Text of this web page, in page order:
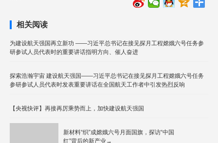
相关阅读
为建设航天强国再立新功 ——习近平总书记在接见探月工程嫦娥六号任务参
研参试人员代表时的重要讲话指明方向、催人奋进
探索浩瀚宇宙 建设航天强国——习近平总书记在接见探月工程嫦娥六号任务
参研参试人员代表时发表重要讲话在全国航天工作者中引发热烈反响
【央视快评】再接再厉乘势而上，加快建设航天强国
新材料“织”成嫦娥六号月面国旗，探访“中国
红”背后的新产业→